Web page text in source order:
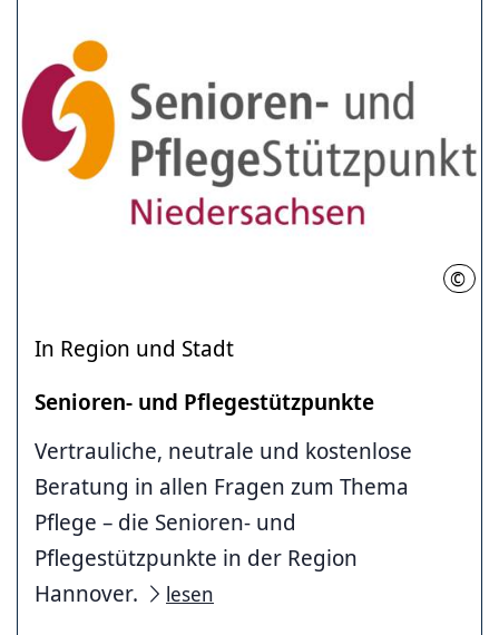
© MI
In Region und Stadt
Senioren- und Pflegestützpunkte
Vertrauliche, neutrale und kostenlose
Beratung in allen Fragen zum Thema
Pflege – die Senioren- und
Pflegestützpunkte in der Region
Hannover.
lesen